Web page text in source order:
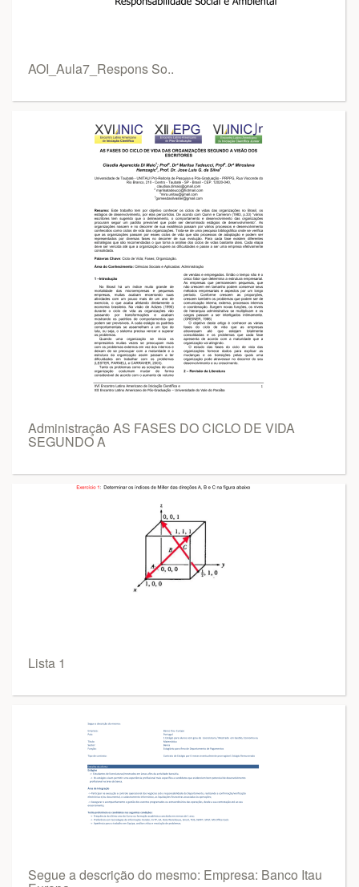
AOI_Aula7_Respons So..
Administração AS FASES DO CICLO DE VIDA
SEGUNDO A
Lista 1
Segue a descrição do mesmo: Empresa: Banco Itau